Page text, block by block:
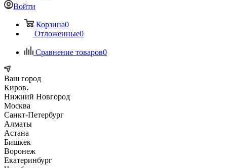
Войти
Корзина0
Отложенные0
Сравнение товаров0
Ваш город
Киров
Нижний Новгород
Москва
Санкт-Петербург
Алматы
Астана
Бишкек
Воронеж
Екатеринбург